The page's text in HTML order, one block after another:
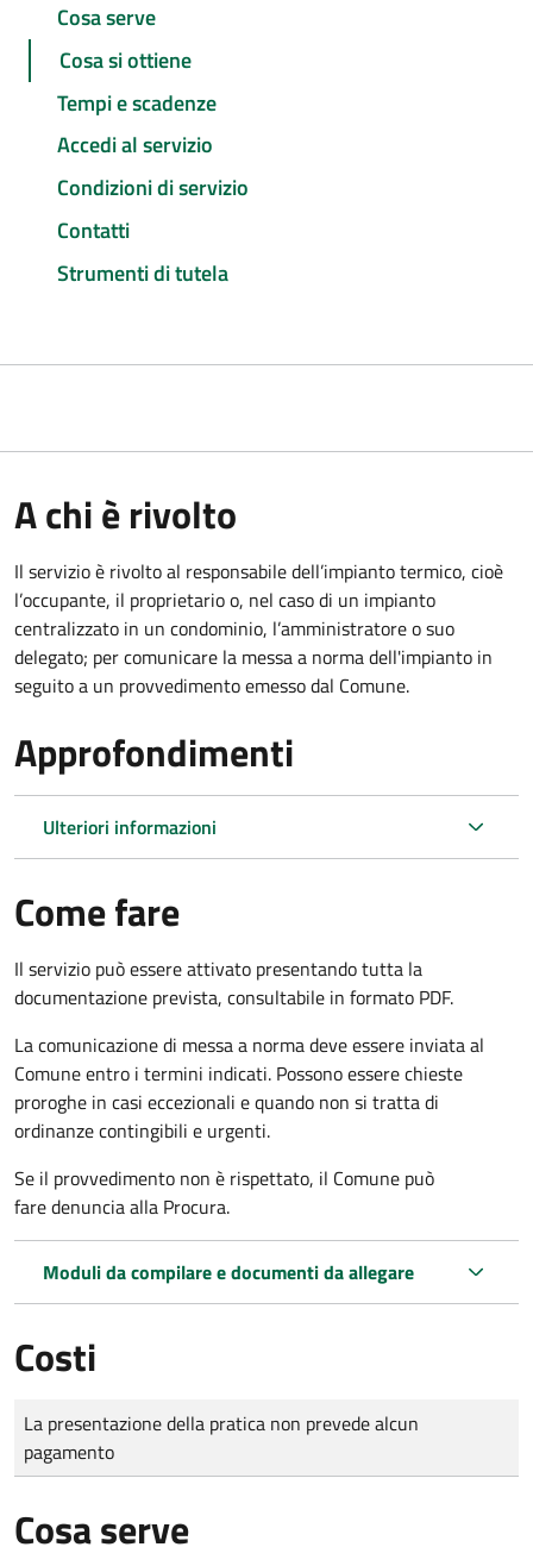
Cosa serve
Cosa si ottiene
Tempi e scadenze
Accedi al servizio
Condizioni di servizio
Contatti
Strumenti di tutela
A chi è rivolto
Il servizio è rivolto al responsabile dell’impianto termico, cioè
l’occupante, il proprietario o, nel caso di un impianto
centralizzato in un condominio, l’amministratore o suo
delegato; per comunicare la messa a norma dell'impianto in
seguito a un provvedimento emesso dal Comune.
Approfondimenti
Ulteriori informazioni
Come fare
Il servizio può essere attivato presentando tutta la
documentazione prevista, consultabile in formato PDF.
La comunicazione di messa a norma deve essere inviata al
Comune entro i termini indicati. Possono essere chieste
proroghe in casi eccezionali e quando non si tratta di
ordinanze contingibili e urgenti.
Se il provvedimento non è rispettato, il Comune può
fare denuncia alla Procura.
Moduli da compilare e documenti da allegare
Costi
Tipo di pagamento
Importo
La presentazione della pratica non prevede alcun
pagamento
Cosa serve